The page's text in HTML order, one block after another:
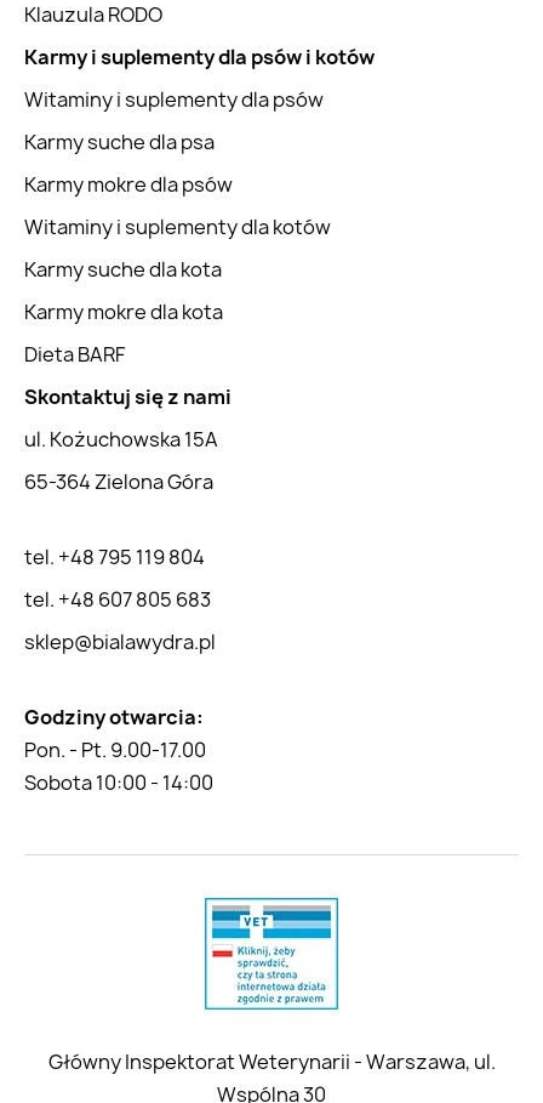
Klauzula RODO
Karmy i suplementy dla psów i kotów
Witaminy i suplementy dla psów
Karmy suche dla psa
Karmy mokre dla psów
Witaminy i suplementy dla kotów
Karmy suche dla kota
Karmy mokre dla kota
Dieta BARF
Skontaktuj się z nami
ul. Kożuchowska 15A
65-364 Zielona Góra
tel. +48 795 119 804
tel. +48 607 805 683
sklep@bialawydra.pl
Godziny otwarcia:
Pon. - Pt. 9.00-17.00
Sobota 10:00 - 14:00
Główny Inspektorat Weterynarii - Warszawa, ul.
Wspólna 30